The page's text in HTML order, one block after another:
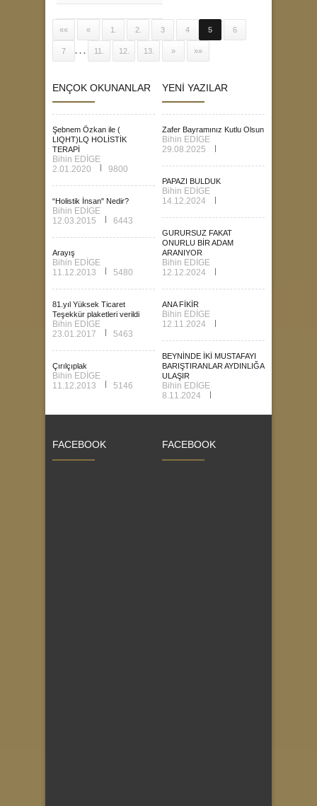
«« « 1. 2. 3 4 5 6
7 . . . 11. 12. 13. » »»
ENÇOK OKUNANLAR
Şebnem Özkan ile (
LIQHT)LQ HOLİSTİK
TERAPİ
Bihin EDİGE
2.01.2020
9800
“Holistik İnsan" Nedir?
Bihin EDİGE
12.03.2015
6443
Arayış
Bihin EDİGE
11.12.2013
5480
81.yıl Yüksek Ticaret
Teşekkür plaketleri verildi
Bihin EDİGE
23.01.2017
5463
Çırılçıplak
Bihin EDİGE
11.12.2013
5146
YENİ YAZILAR
Zafer Bayramınız Kutlu Olsun
Bihin EDİGE
29.08.2025
PAPAZI BULDUK
Bihin EDİGE
14.12.2024
GURURSUZ FAKAT
ONURLU BİR ADAM
ARANIYOR
Bihin EDİGE
12.12.2024
ANA FİKİR
Bihin EDİGE
12.11.2024
BEYNİNDE İKİ MUSTAFAYI
BARIŞTIRANLAR AYDINLIĞA
ULAŞIR
Bihin EDİGE
8.11.2024
FACEBOOK FACEBOOK